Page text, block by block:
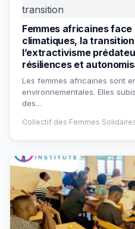
transition
Femmes africaines
climatiques, la
l’extractivisme
résiliences et
Les femmes africaines sont
environnementales. Elles
des…
Collectif des Femmes